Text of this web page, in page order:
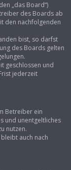
„das Board“)
des Boards ab
den nachfolgenden
bist, so darfst
des Boards gelten
geschlossen und
jederzeit
Betreiber ein
und unentgeltliches
nutzen.
auch nach